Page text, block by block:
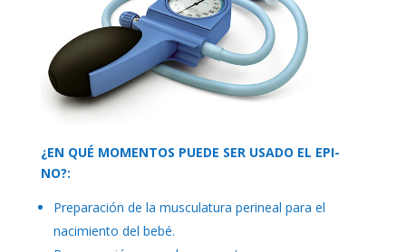
¿EN QUÉ MOMENTOS PUEDE SER USADO EL EPI-
NO?:
Preparación de la musculatura perineal para el
nacimiento del bebé.